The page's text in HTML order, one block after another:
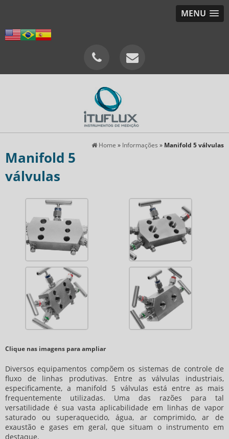
MENU
Home » Informações » Manifold 5 válvulas
Manifold 5
válvulas
Clique nas imagens para ampliar
Diversos equipamentos compõem os sistemas de controle de
fluxo de linhas produtivas. Entre as válvulas industriais,
especificamente, a manifold 5 válvulas está entre as mais
frequentemente utilizadas. Uma das razões para tal
versatilidade é sua vasta aplicabilidade em linhas de vapor
saturado ou superaquecido, água, ar comprimido, ar de
exaustão e gases em geral, que situam o instrumento em
destaque.